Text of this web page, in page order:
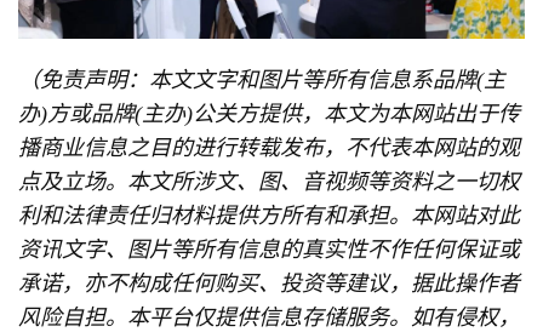
（免责声明：本文文字和图片等所有信息系品牌(主
办)方或品牌(主办)公关方提供，本文为本网站出于传
播商业信息之目的进行转载发布，不代表本网站的观
点及立场。本文所涉文、图、音视频等资料之一切权
利和法律责任归材料提供方所有和承担。本网站对此
资讯文字、图片等所有信息的真实性不作任何保证或
承诺，亦不构成任何购买、投资等建议，据此操作者
风险自担。本平台仅提供信息存储服务。如有侵权，